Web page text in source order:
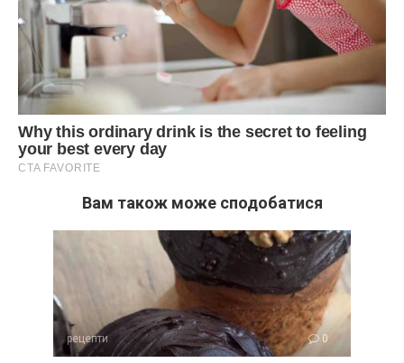
Вам також може сподобатися
рецепти 0